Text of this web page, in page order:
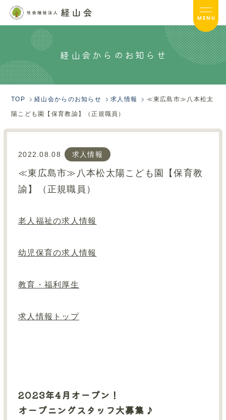
経山会TOP
経山会について
経山会の取り組み
介護事業TOP
保育事業TOP
お問い合わせ
情報公開
MENU
経山会からのお知らせ
TOP 経山会からのお知らせ 求人情報 ≪東広島市≫八本松太
陽こども園【保育教諭】（正規職員）
2022.08.08 求人情報
≪東広島市≫八本松太陽こども園【保育教
諭】（正規職員）
老人福祉の求人情報
幼児保育の求人情報
教育・福利厚生
求人情報トップ
2023年4月オープン！
オープニングスタッフ大募集♪